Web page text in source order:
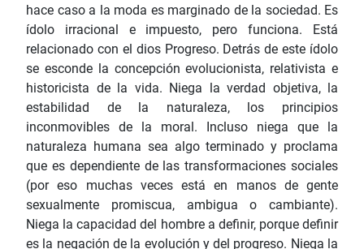
hace caso a la moda es marginado de la sociedad. Es
ídolo irracional e impuesto, pero funciona. Está
relacionado con el dios Progreso. Detrás de este ídolo
se esconde la concepción evolucionista, relativista e
historicista de la vida. Niega la verdad objetiva, la
estabilidad de la naturaleza, los principios
inconmovibles de la moral. Incluso niega que la
naturaleza humana sea algo terminado y proclama
que es dependiente de las transformaciones sociales
(por eso muchas veces está en manos de gente
sexualmente promiscua, ambigua o cambiante).
Niega la capacidad del hombre a definir, porque definir
es la negación de la evolución y del progreso. Niega la